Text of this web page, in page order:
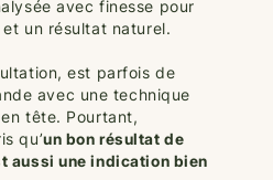
avec finesse pour
un résultat naturel.
est parfois de
avec une technique
tête. Pourtant,
qu’un bon résultat de
aussi une indication bien